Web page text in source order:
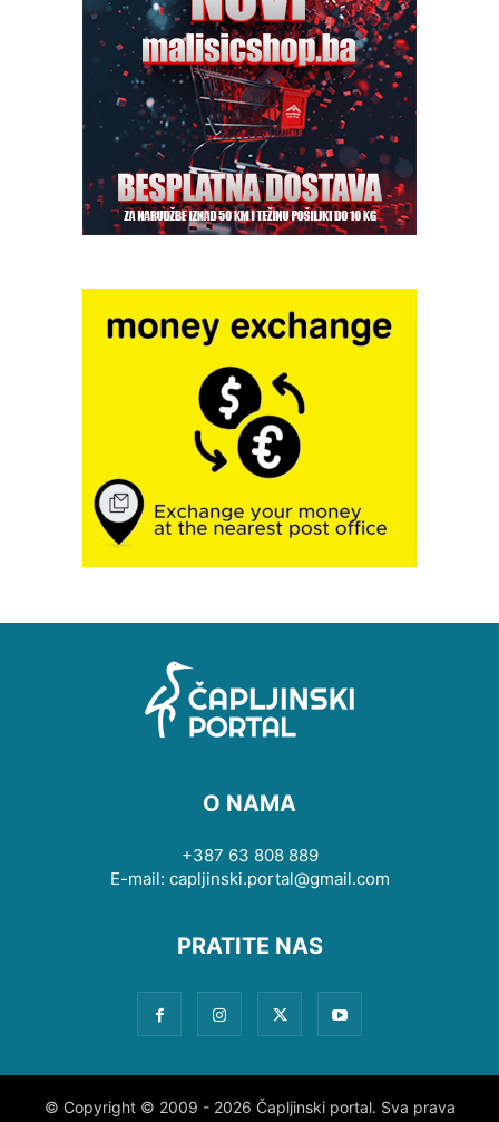
O NAMA
+387 63 808 889
E-mail: capljinski.portal@gmail.com
PRATITE NAS
© Copyright © 2009 - 2026 Čapljinski portal. Sva prava